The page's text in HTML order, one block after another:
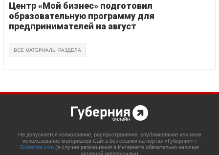
Центр «Мой бизнес» подготовил
образовательную программу для
предпринимателей на август
ВСЕ МАТЕРИАЛЫ РАЗДЕЛА
Не допускается копирование, распространение, опубликование или иное
использование материалов Сайта без ссылки на портал «Губерния» /
Gubernia.com (в случае размещения в Интернете обязательно наличие
активной гиперссылки)